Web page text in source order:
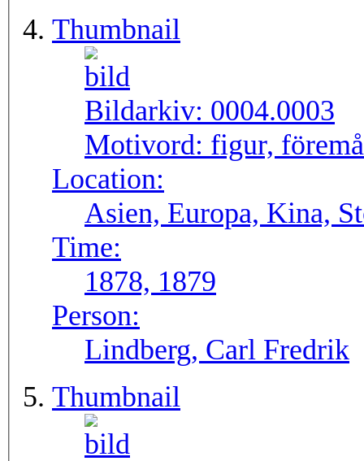
Thumbnail
Bildarkiv: 0004.0003
Motivord: figur,
Location:
Asien, Europa, Kina,
Time:
1878, 1879
Person:
Lindberg, Carl Fredrik
Thumbnail